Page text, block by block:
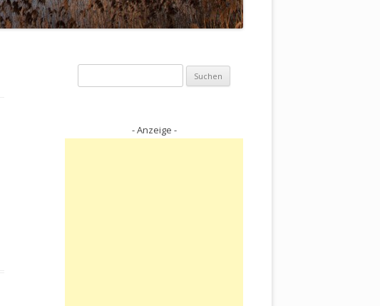
nach:
- Anzeige -